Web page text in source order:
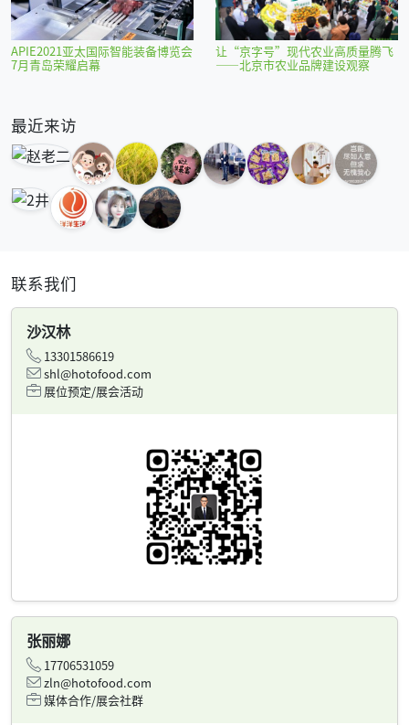
APIE2021亚太国际智能装备博览会
7月青岛荣耀启幕
让“京字号”现代农业高质量腾飞
——北京市农业品牌建设观察
最近来访
联系我们
沙汉林
13301586619
shl@hotofood.com
展位预定/展会活动
张丽娜
17706531059
zln@hotofood.com
媒体合作/展会社群